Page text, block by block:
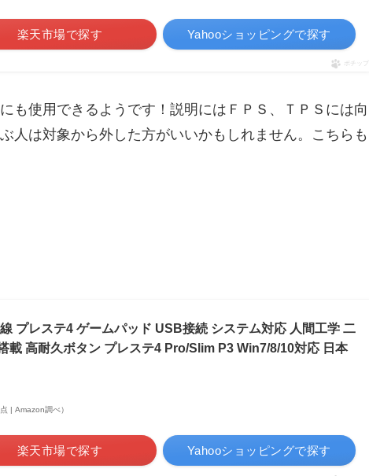
楽天市場で探す Yahooショッピングで探す
ポチップ
も使用できるようです！説明にはＦＰＳ、ＴＰＳには向
人は対象から外した方がいいかもしれません。こちらも
プレステ4 ゲームパッド USB接続 システム対応 人間工学 二
載 高耐久ボタン プレステ4 Pro/Slim P3 Win7/8/10対応 日本
| Amazon調べ）
楽天市場で探す Yahooショッピングで探す